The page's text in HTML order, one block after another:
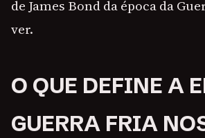
de James Bond da época da
ver.
O QUE DEFINE A
GUERRA FRIA